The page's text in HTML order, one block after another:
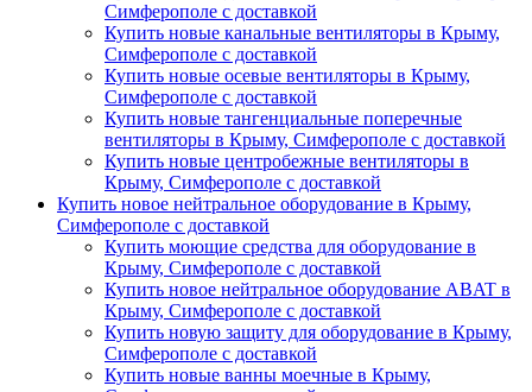
Симферополе с доставкой
Купить новые канальные вентиляторы в Крыму,
Симферополе с доставкой
Купить новые осевые вентиляторы в Крыму,
Симферополе с доставкой
Купить новые тангенциальные поперечные
вентиляторы в Крыму, Симферополе с доставкой
Купить новые центробежные вентиляторы в
Крыму, Симферополе с доставкой
Купить новое нейтральное оборудование в Крыму,
Симферополе с доставкой
Купить моющие средства для оборудование в
Крыму, Симферополе с доставкой
Купить новое нейтральное оборудование ABAT в
Крыму, Симферополе с доставкой
Купить новую защиту для оборудование в Крыму,
Симферополе с доставкой
Купить новые ванны моечные в Крыму,